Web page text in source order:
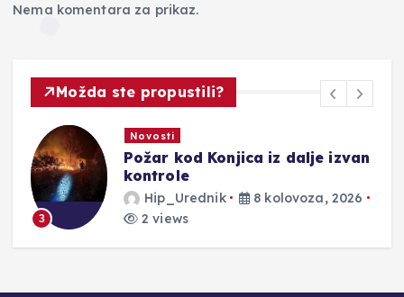
Nema komentara za prikaz.
Možda ste propustili?
iz dalje izvan
8 kolovoza, 2026
AGENCIJA ZA
| Dugotrajna suša
Hip_Urednik
8